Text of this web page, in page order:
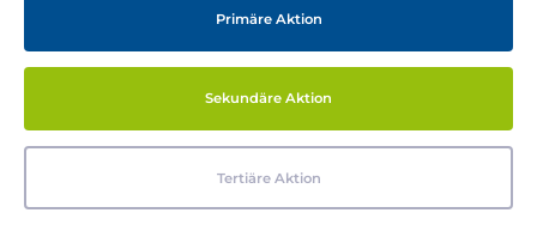
Primäre Aktion
Sekundäre Aktion
Tertiäre Aktion